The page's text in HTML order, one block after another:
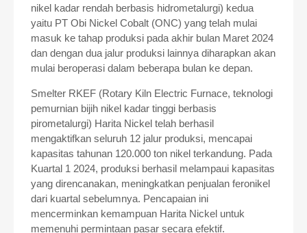
nikel kadar rendah berbasis hidrometalurgi) kedua
yaitu PT Obi Nickel Cobalt (ONC) yang telah mulai
masuk ke tahap produksi pada akhir bulan Maret 2024
dan dengan dua jalur produksi lainnya diharapkan akan
mulai beroperasi dalam beberapa bulan ke depan.
Smelter RKEF (Rotary Kiln Electric Furnace, teknologi
pemurnian bijih nikel kadar tinggi berbasis
pirometalurgi) Harita Nickel telah berhasil
mengaktifkan seluruh 12 jalur produksi, mencapai
kapasitas tahunan 120.000 ton nikel terkandung. Pada
Kuartal 1 2024, produksi berhasil melampaui kapasitas
yang direncanakan, meningkatkan penjualan feronikel
dari kuartal sebelumnya. Pencapaian ini
mencerminkan kemampuan Harita Nickel untuk
memenuhi permintaan pasar secara efektif.